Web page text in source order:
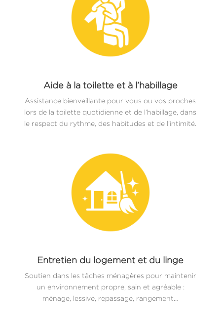
Aide à la toilette et à l’habillage
Assistance bienveillante pour vous ou vos proches
lors de la toilette quotidienne et de l’habillage, dans
le respect du rythme, des habitudes et de l’intimité.
Entretien du logement et du linge
Soutien dans les tâches ménagères pour maintenir
un environnement propre, sain et agréable :
ménage, lessive, repassage, rangement…